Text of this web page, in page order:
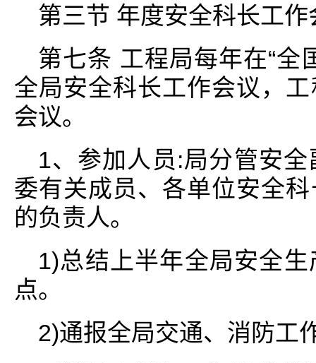
第三节 年度安全科长工作
第七条 工程局每年在“全
全局安全科长工作会议，
会议。
1、参加人员:局分管安
委有关成员、各单位安全
的负责人。
1)总结上半年全局安全
点。
2)通报全局交通、消防工